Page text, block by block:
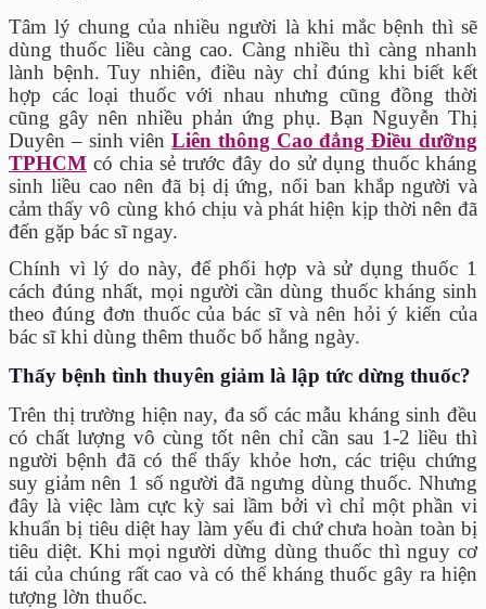
Tâm lý chung của nhiều người là khi mắc bệnh thì sẽ
dùng thuốc liều càng cao. Càng nhiều thì càng nhanh
lành bệnh. Tuy nhiên, điều này chỉ đúng khi biết kết
hợp các loại thuốc với nhau nhưng cũng đồng thời
cũng gây nên nhiều phản ứng phụ. Bạn Nguyễn Thị
Duyên – sinh viênLiên thông Cao đẳng Điều dưỡng
TPHCM có chia sẻ trước đây do sử dụng thuốc kháng
sinh liều cao nên đã bị dị ứng, nổi ban khắp người và
cảm thấy vô cùng khó chịu và phát hiện kịp thời nên đã
đến gặp bác sĩ ngay.
Chính vì lý do này, để phối hợp và sử dụng thuốc 1
cách đúng nhất, mọi người cần dùng thuốc kháng sinh
theo đúng đơn thuốc của bác sĩ và nên hỏi ý kiến của
bác sĩ khi dùng thêm thuốc bổ hằng ngày.
Thấy bệnh tình thuyên giảm là lập tức dừng thuốc?
Trên thị trường hiện nay, đa số các mẫu kháng sinh đều
có chất lượng vô cùng tốt nên chỉ cần sau 1-2 liều thì
người bệnh đã có thể thấy khỏe hơn, các triệu chứng
suy giảm nên 1 số người đã ngưng dùng thuốc. Nhưng
đây là việc làm cực kỳ sai lầm bởi vì chỉ một phần vi
khuẩn bị tiêu diệt hay làm yếu đi chứ chưa hoàn toàn bị
tiêu diệt. Khi mọi người dừng dùng thuốc thì nguy cơ
tái của chúng rất cao và có thể kháng thuốc gây ra hiện
tượng lờn thuốc.